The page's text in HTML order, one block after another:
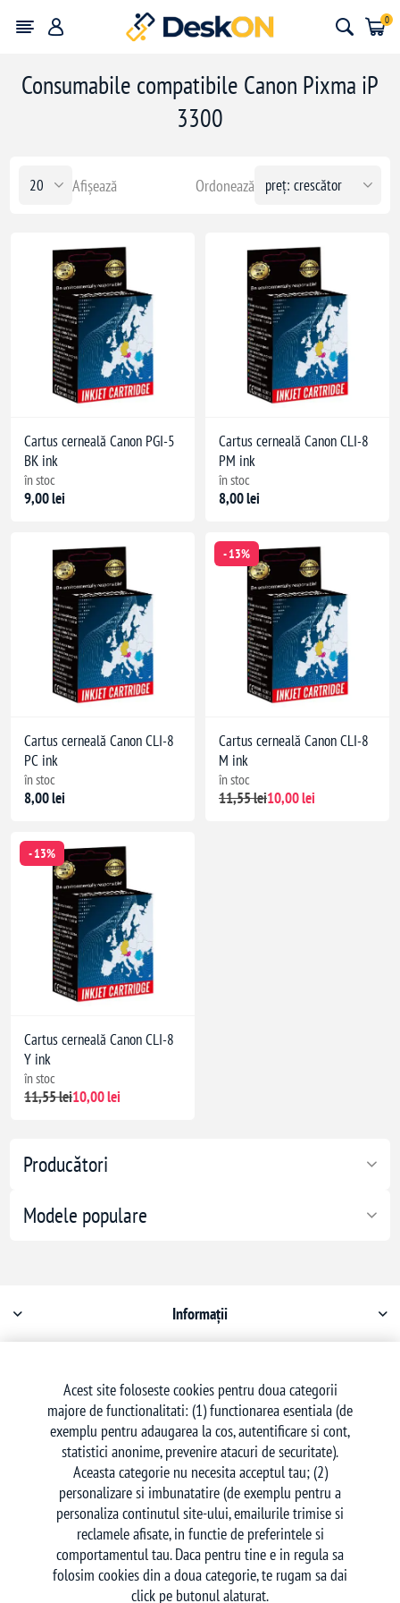
0
Producători
Modele populare
Consumabile compatibile Canon Pixma iP
3300
Ordonează
Afișează
Cartus cerneală Canon PGI-5
BK ink
în stoc
9,00 lei
Cartus cerneală Canon CLI-8
PM ink
în stoc
8,00 lei
Cartus cerneală Canon CLI-8
PC ink
în stoc
8,00 lei
- 13%
Cartus cerneală Canon CLI-8
M ink
în stoc
11,55 lei10,00 lei
- 13%
Cartus cerneală Canon CLI-8
Y ink
în stoc
11,55 lei10,00 lei
Informații
Serviciu clienți
Urmăriți-ne
Acest site foloseste cookies pentru doua categorii
majore de functionalitati: (1) functionarea esentiala (de
exemplu pentru adaugarea la cos, autentificare si cont,
statistici anonime, prevenire atacuri de securitate).
Aceasta categorie nu necesita acceptul tau; (2)
personalizare si imbunatatire (de exemplu pentru a
personaliza continutul site-ului, emailurile trimise si
reclamele afisate, in functie de preferintele si
comportamentul tau. Daca pentru tine e in regula sa
folosim cookies din a doua categorie, te rugam sa dai
click pe butonul alaturat.